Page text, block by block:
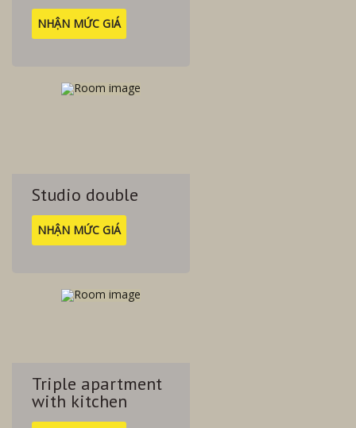
NHẬN MỨC GIÁ
Studio double
NHẬN MỨC GIÁ
Triple apartment
with kitchen